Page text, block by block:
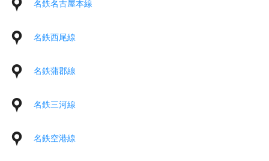
名鉄名古屋本線
名鉄西尾線
名鉄蒲郡線
名鉄三河線
名鉄空港線